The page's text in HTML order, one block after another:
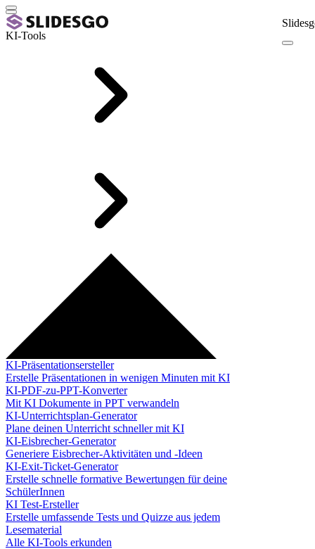
KI-Tools
KI-Präsentationsersteller
Erstelle Präsentationen in wenigen Minuten mit KI
KI-PDF-zu-PPT-Konverter
Mit KI Dokumente in PPT verwandeln
KI-Unterrichtsplan-Generator
Plane deinen Unterricht schneller mit KI
KI-Eisbrecher-Generator
Generiere Eisbrecher-Aktivitäten und -Ideen
KI-Exit-Ticket-Generator
Erstelle schnelle formative Bewertungen für deine
SchülerInnen
KI Test-Ersteller
Erstelle umfassende Tests und Quizze aus jedem
Lesematerial
Alle KI-Tools erkunden